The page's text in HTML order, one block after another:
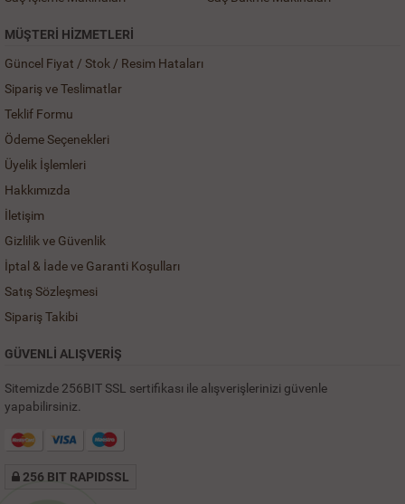
MÜŞTERI HIZMETLERI
Güncel Fiyat / Stok / Resim Hataları
Sipariş ve Teslimatlar
Teklif Formu
Ödeme Seçenekleri
Üyelik İşlemleri
Hakkımızda
İletişim
Gizlilik ve Güvenlik
İptal & İade ve Garanti Koşulları
Satış Sözleşmesi
Sipariş Takibi
GÜVENLİ ALIŞVERİŞ
Sitemizde 256BIT SSL sertifikası ile alışverişlerinizi güvenle
yapabilirsiniz.
256 BIT RAPIDSSL